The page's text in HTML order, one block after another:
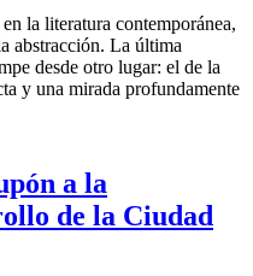
la literatura contemporánea,
abstracción. La última
desde otro lugar: el de la
y una mirada profundamente
a la
de la Ciudad